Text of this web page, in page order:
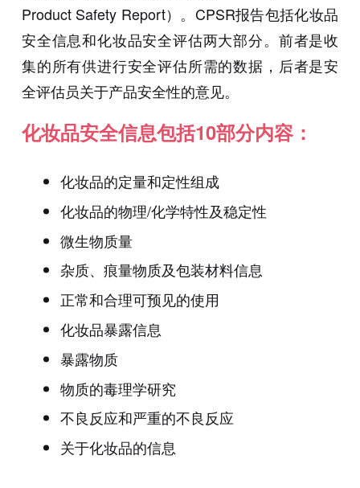
Product Safety Report）。CPSR报告包括化妆品
安全信息和化妆品安全评估两大部分。前者是收
集的所有供进行安全评估所需的数据，后者是安
全评估员关于产品安全性的意见。
化妆品安全信息包括10部分内容：
化妆品的定量和定性组成
化妆品的物理/化学特性及稳定性
微生物质量
杂质、痕量物质及包装材料信息
正常和合理可预见的使用
化妆品暴露信息
暴露物质
物质的毒理学研究
不良反应和严重的不良反应
关于化妆品的信息